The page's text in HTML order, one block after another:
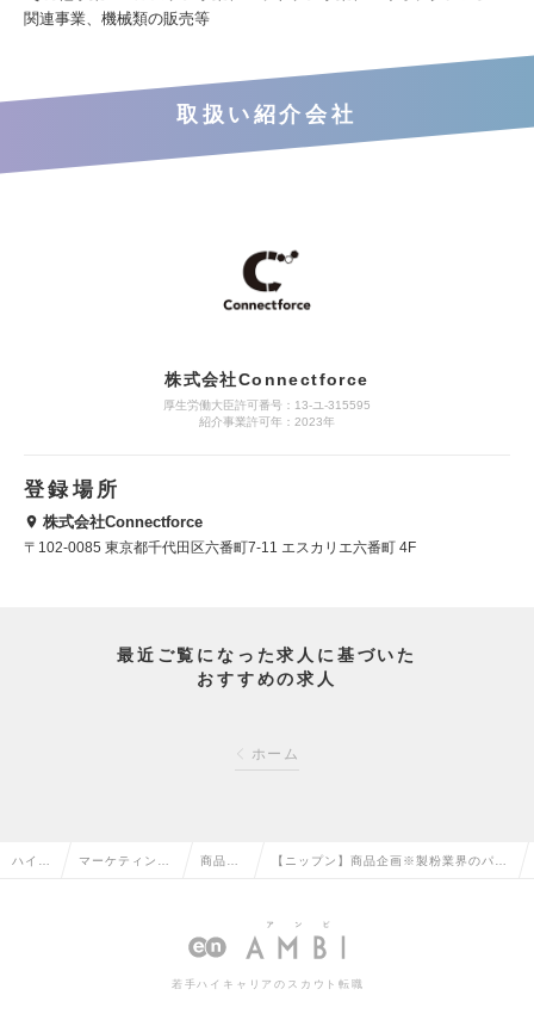
関連事業、機械類の販売等
取扱い紹介会社
株式会社Connectforce
厚生労働大臣許可番号：13-ユ-315595
紹介事業許可年：2023年
登録場所
株式会社Connectforce
〒102-0085 東京都千代田区六番町7-11 エスカリエ六番町 4F
最近ご覧になった求人に基づいた
おすすめの求人
ホーム
ハイク マーケティン 商品企
発の転
【ニップン】商品企画※製粉業界のパイ
広>市場投入まで一貫担当の求人情報
若手ハイキャリアのスカウト転職